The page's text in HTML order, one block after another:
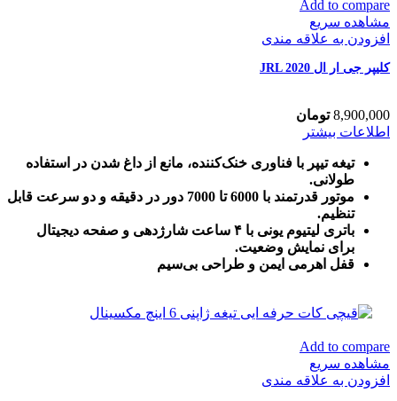
Add to compare
مشاهده سریع
افزودن به علاقه مندی
کلیپر جی ار ال JRL 2020
8,900,000 تومان
اطلاعات بیشتر
تیغه تیپر با فناوری خنک‌کننده، مانع از داغ شدن در استفاده
طولانی.
موتور قدرتمند با 6000 تا 7000 دور در دقیقه و دو سرعت قابل
تنظیم.
باتری لیتیوم یونی با ۴ ساعت شارژدهی و صفحه دیجیتال
برای نمایش وضعیت.
قفل اهرمی ایمن و طراحی بی‌سیم
Add to compare
مشاهده سریع
افزودن به علاقه مندی